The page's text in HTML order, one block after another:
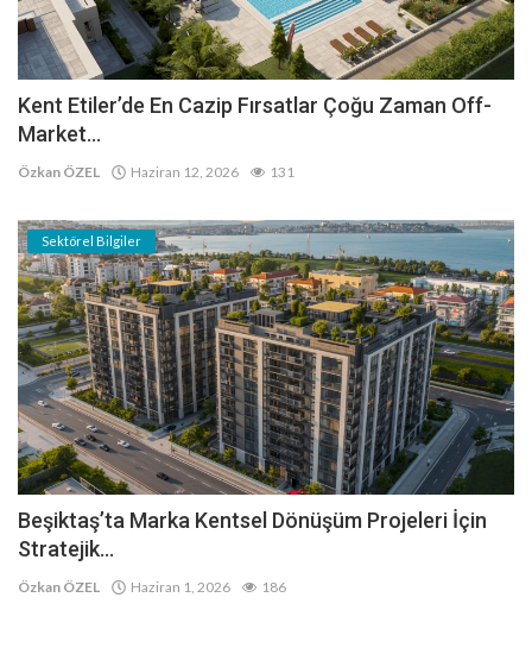
Kent Etiler’de En Cazip Fırsatlar Çoğu Zaman Off-
Market...
Özkan ÖZEL Haziran 12, 2026 131
Sektörel Bilgiler
Beşiktaş’ta Marka Kentsel Dönüşüm Projeleri İçin
Stratejik...
Özkan ÖZEL Haziran 1, 2026 186